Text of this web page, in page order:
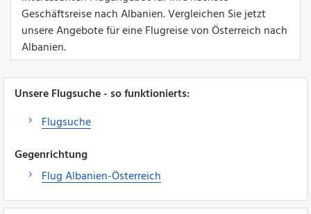
Geschäftsreise nach Albanien. Vergleichen Sie jetzt
unsere Angebote für eine Flugreise von Österreich nach
Albanien.
Unsere Flugsuche - so funktionierts:
Flugsuche
Gegenrichtung
Flug Albanien-Österreich